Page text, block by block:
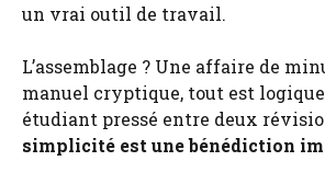
un vrai outil de travail.
L’assemblage ? Une affaire de
manuel cryptique, tout est
étudiant pressé entre deux
simplicité est une bénédiction